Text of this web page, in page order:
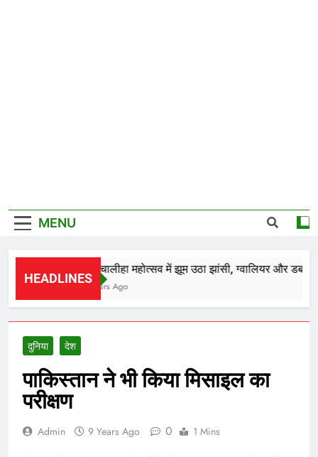
MENU
HEADLINES
*28वें चालीहा महोत्सव में झूम उठा झांसी, ग्वालियर और डबरा
20 Hours Ago
दुनिया देश
पाकिस्तान ने भी किया मिसाइल का
परीक्षण
Admin 9 Years Ago 0 1 Mins